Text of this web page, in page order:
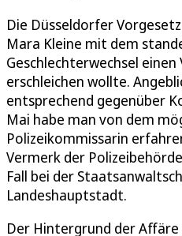
Die Düsseldorfer
Mara Kleine mit dem
Geschlechterwechsel
erschleichen wollte.
entsprechend gegenüber
Mai habe man von dem
Polizeikommissarin
Vermerk der
Fall bei der
Landeshauptstadt.
Der Hintergrund der Affäre